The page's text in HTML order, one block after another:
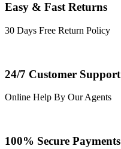
Easy & Fast Returns
30 Days Free Return Policy
24/7 Customer Support
Online Help By Our Agents
100% Secure Payments